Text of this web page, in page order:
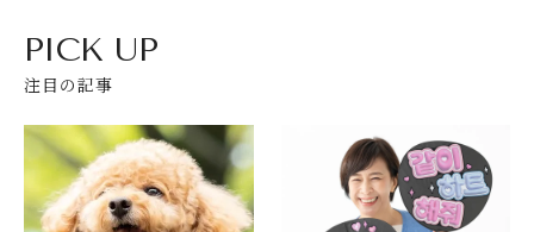
PICK UP
注目の記事